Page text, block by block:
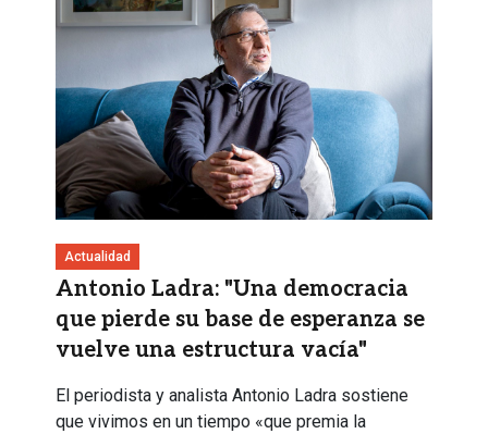
Actualidad
Antonio Ladra: "Una democracia
que pierde su base de esperanza se
vuelve una estructura vacía"
El periodista y analista Antonio Ladra sostiene
que vivimos en un tiempo «que premia la